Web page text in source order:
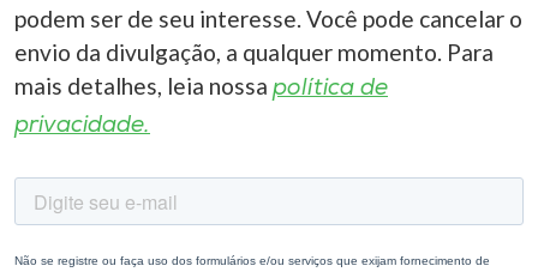
podem ser de seu interesse. Você pode cancelar o
envio da divulgação, a qualquer momento. Para
mais detalhes, leia nossa política de
privacidade.